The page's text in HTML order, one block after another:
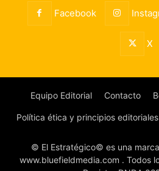
Facebook
X
Equipo Editorial Contacto
Política ética y principios editoriales
© El Estratégico© es una
www.bluefieldmedia.com . Todos